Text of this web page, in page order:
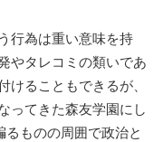
行為は重い意味を持
やタレコミの類いであ
けることもできるが、
ってきた森友学園にし
るものの周囲で政治と